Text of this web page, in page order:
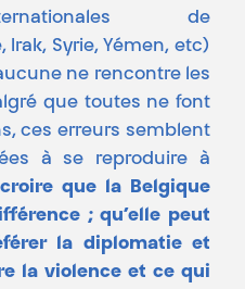
de
Syrie, Yémen, etc)
ne rencontre les
que toutes ne font
ces erreurs semblent
à se reproduire à
que la Belgique
; qu’elle peut
la diplomatie et
la violence et ce qui